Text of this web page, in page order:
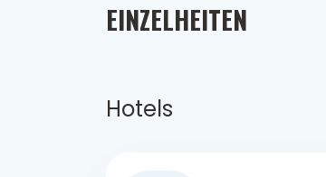
EINZELHEITEN
Hotels